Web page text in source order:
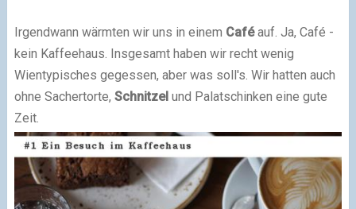
Irgendwann wärmten wir uns in einem Caféauf. Ja, Café -
kein Kaffeehaus. Insgesamt haben wir recht wenig
Wientypisches gegessen, aber was soll's. Wir hatten auch
ohne Sachertorte, Schnitzelund Palatschinken eine gute
Zeit.